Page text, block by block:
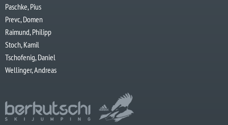
Paschke, Pius
Prevc, Domen
Raimund, Philipp
Stoch, Kamil
Tschofenig, Daniel
Wellinger, Andreas